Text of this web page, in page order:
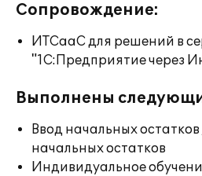
Сопровождение:
ИТСааС для решений в
"1С:Предприятие через
Выполнены
Ввод начальных
начальных остатков
Индивидуальное